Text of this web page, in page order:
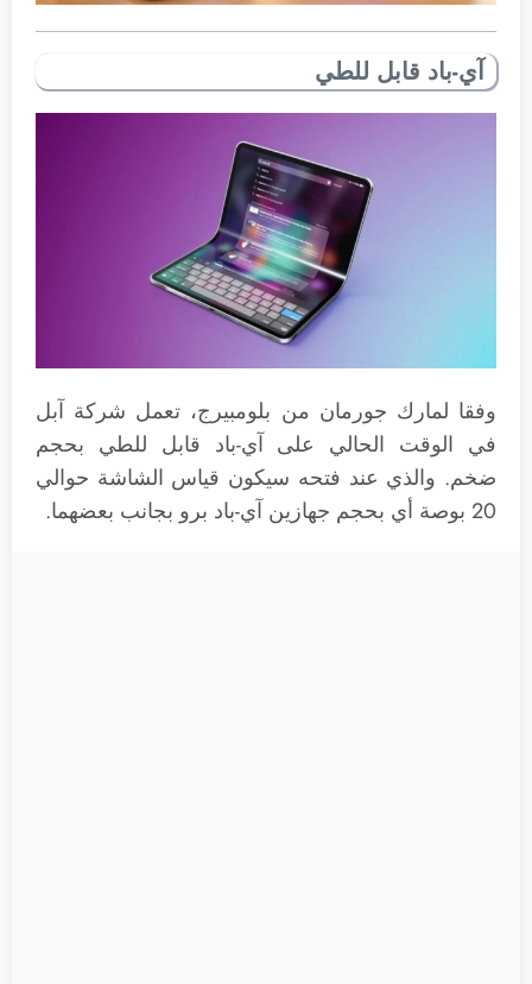
آي-باد قابل للطي
وفقا لمارك جورمان من بلومبيرج، تعمل شركة آبل
في الوقت الحالي على آي-باد قابل للطي بحجم
ضخم. والذي عند فتحه سيكون قياس الشاشة حوالي
20 بوصة أي بحجم جهازين آي-باد برو بجانب بعضهما.